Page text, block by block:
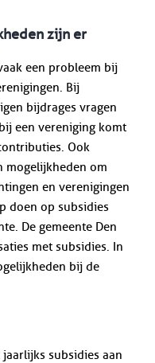
zijn er
een probleem bij
Bij
bijdrages vragen
een vereniging komt
Ook
mogelijkheden om
en verenigingen
doen op subsidies
De gemeente Den
met subsidies. In
bij de
jaarlijks subsidies aan